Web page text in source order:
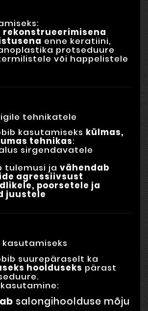
rekonstrueerimisena
enne keratiini,
protseduure
või happelistele
tehnikatele
kasutamiseks külmas,
tehnikas:
sirgendavatele
tulemusi ja vähendab
agressiivsust
poorsetele ja
juustele
kasutamiseks
suurepäraselt ka
hoolduseks pärast
salongihoolduse mõju